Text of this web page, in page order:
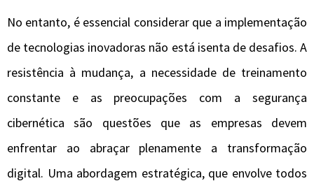
No entanto, é essencial considerar que a implementação
de tecnologias inovadoras não está isenta de desafios. A
resistência à mudança, a necessidade de treinamento
constante e as preocupações com a segurança
cibernética são questões que as empresas devem
enfrentar ao abraçar plenamente a transformação
digital. Uma abordagem estratégica, que envolve todos